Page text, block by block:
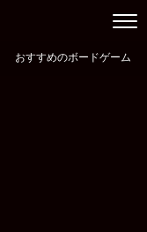
おすすめのボードゲーム